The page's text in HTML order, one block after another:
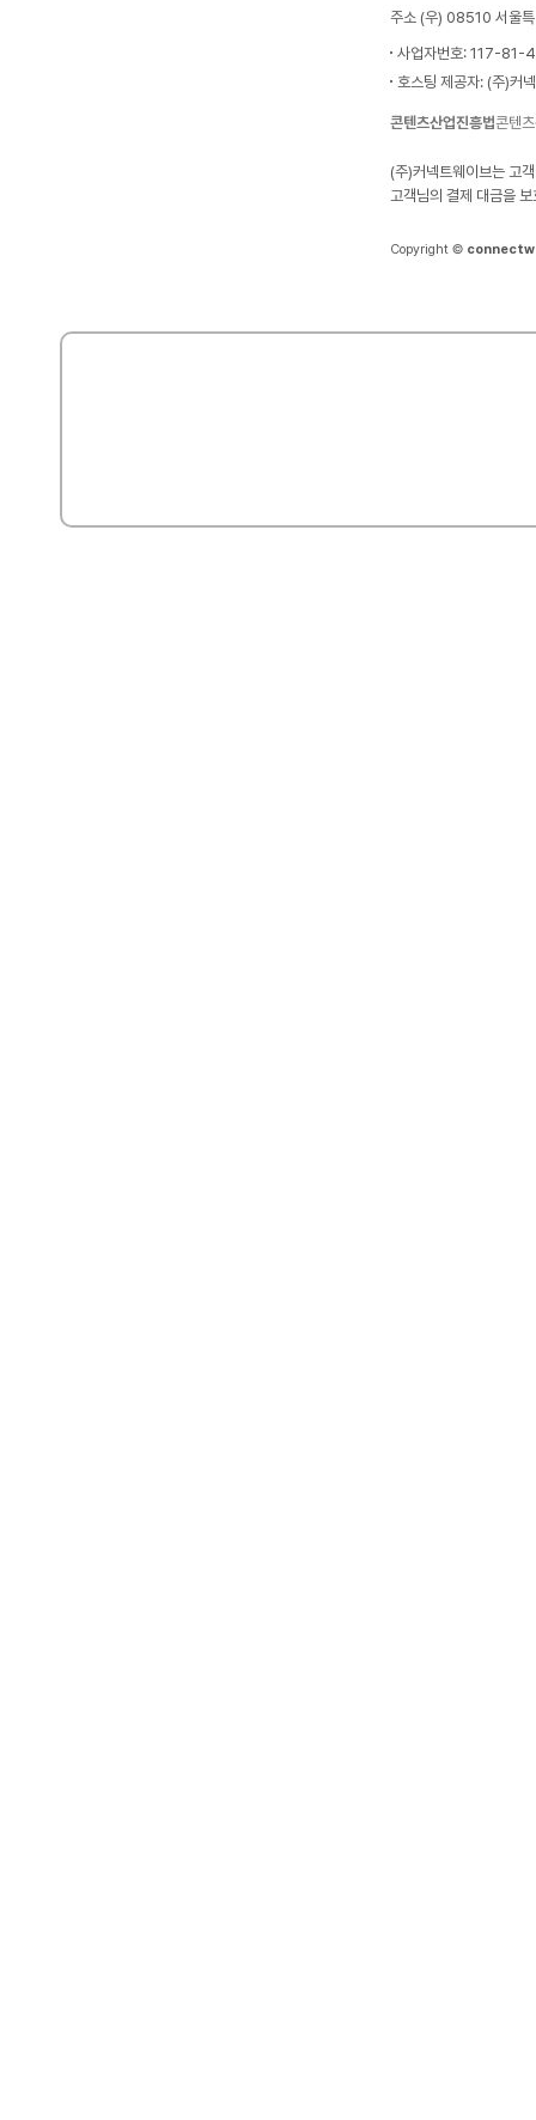
주소 (우) 08510 서울
사업자번호: 117-81-
호스팅 제공자: (주)커
콘텐츠산업진흥법콘텐
(주)커넥트웨이브는 고
고객님의 결제 대금을
Copyright ©